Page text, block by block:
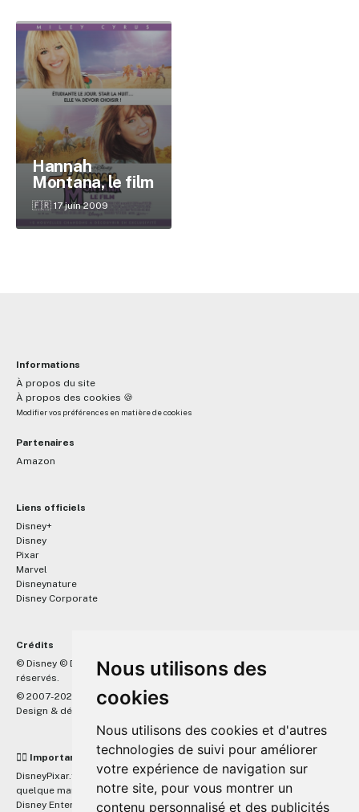
Nous utilisons des
cookies
Nous utilisons des cookies et d'autres
technologies de suivi pour améliorer
votre expérience de navigation sur
notre site, pour vous montrer un
contenu personnalisé et des publicités
Hannah
Montana, le film
🇫🇷 17 juin 2009
Informations
À propos du site
À propos des cookies 🍪
Modifier vos préférences en matière de cookies
Partenaires
Amazon
Liens officiels
Disney+
Disney
Pixar
Marvel
Disneynature
Disney Corporate
Crédits
© Disney © Disney/Pixar © &
Lucasfilm LTD © Marvel. Tous droits
réservés.
© 2007-2026 DisneyPixar.fr
Design & développement :
☝🏼 Important
DisneyPixar.fr est un site indépendant et n'est en aucun cas lié de
quelque manière que ce soit avec The Walt Disney Company, Pixar,
Disney Enterprises, Inc ou leurs dérivés ou associés. Toute demande
✕